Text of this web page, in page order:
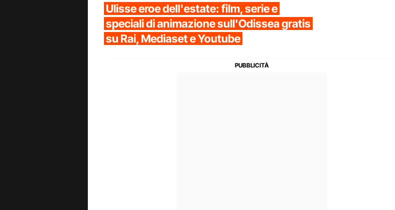
Ulisse eroe dell'estate: film, serie e
speciali di animazione sull'Odissea gratis
su Rai, Mediaset e Youtube